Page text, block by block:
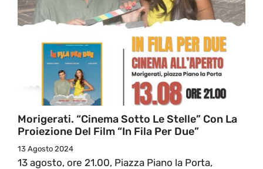
Morigerati. “Cinema Sotto Le Stelle” Con La
Proiezione Del Film “In Fila Per Due”
13 Agosto 2024
13 agosto, ore 21.00, Piazza Piano la Porta,